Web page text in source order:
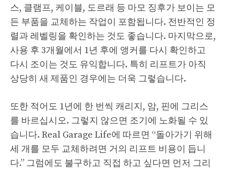
스, 클램프, 케이블, 도르래 등 마모 징후가 보이는 모
든 부품을 교체하는 작업이 포함됩니다. 전반적인 정
렬과 레벨링을 확인하는 것도 좋습니다. 마지막으로,
사용 후 3개월에서 1년 후에 앵커를 다시 확인하고
다시 조이는 것도 유익합니다. 특히 리프트가 아직
상당히 새 제품인 경우에는 더욱 그렇습니다.
또한 적어도 1년에 한 번씩 캐리지, 암, 핀에 그리스
를 바르십시오. 그렇지 않으면 조기에 노화될 수 있
습니다. Real Garage Life에 따르면 “돌아가기 위해
세 개를 모두 교체하려면 거의 리프트 비용이 듭니
다.” 그럼에도 불구하고 직접 하고 싶다면 먼저 그리